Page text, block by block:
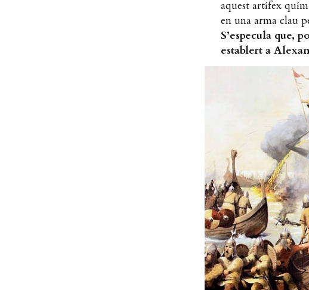
aquest artífex
en una arma clau
S’especula que,
establert a